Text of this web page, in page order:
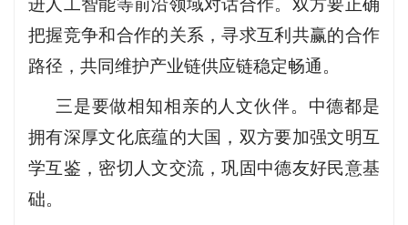
把握竞争和合作的关系，寻求互利共赢的合作
路径，共同维护产业链供应链稳定畅通。
三是要做相知相亲的人文伙伴。中德都是
拥有深厚文化底蕴的大国，双方要加强文明互
学互鉴，密切人文交流，巩固中德友好民意基
础。